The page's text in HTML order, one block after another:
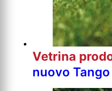
Vetrina
nuovo Tango